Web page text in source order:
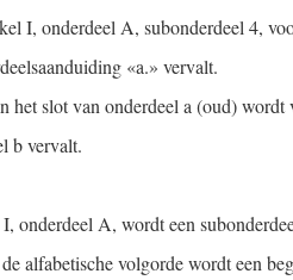
I, onderdeel A, subonderdeel 4,
«a.» vervalt.
het slot van onderdeel a (oud) wordt
b vervalt.
onderdeel A, wordt een
alfabetische volgorde wordt een